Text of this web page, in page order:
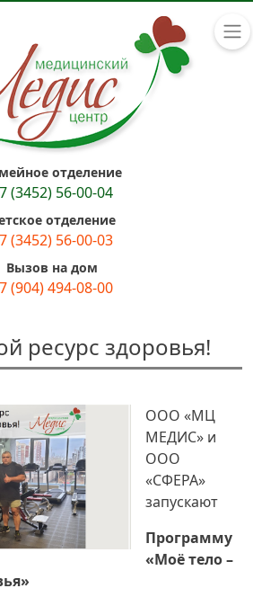
отделение
(3452) 56-00-04
отделение
(3452) 56-00-03
Вызов на дом
(904) 494-08-00
ресурс здоровья!
ООО «МЦ
МЕДИС» и
ООО
«СФЕРА»
запускают
Программу
«Моё тело –